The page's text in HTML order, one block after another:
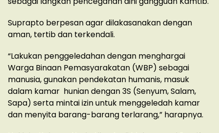
Suprapto berpesan agar dilakasanakan dengan
aman, tertib dan terkendali.
“Lakukan penggeledahan dengan menghargai
Warga Binaan Pemasyarakatan (WBP) sebagai
manusia, gunakan pendekatan humanis, masuk
dalam kamar hunian dengan 3S (Senyum, Salam,
Sapa) serta mintai izin untuk menggeledah kamar
dan menyita barang-barang terlarang,” harapnya.